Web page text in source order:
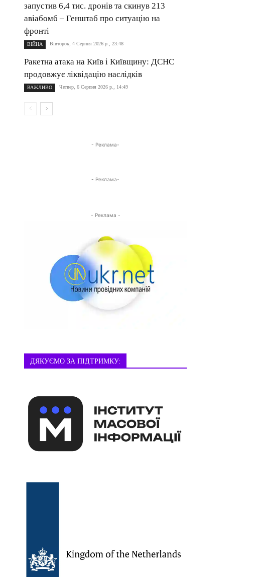
запустив 6,4 тис. дронів та скинув 213
авіабомб – Генштаб про ситуацію на
фронті
ВІЙНА Вівторок, 4 Серпня 2026 р., 23:48
Ракетна атака на Київ і Київщину: ДСНС
продовжує ліквідацію наслідків
ВАЖЛИВО Четвер, 6 Серпня 2026 р., 14:49
- Реклама-
- Реклама-
- Реклама -
ДЯКУЄМО ЗА ПІДТРИМКУ: